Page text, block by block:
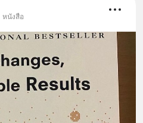
หนังสือ